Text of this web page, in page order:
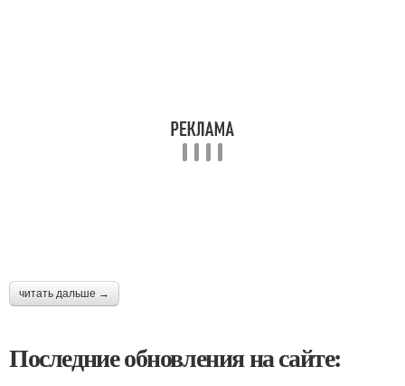
читать дальше →
Последние обновления на сайте: